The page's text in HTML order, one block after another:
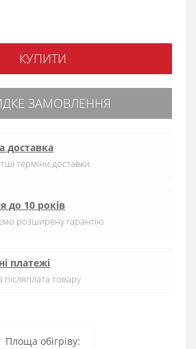
Площа обігріву:
КУПИТИ
ЗАМОВЛЕННЯ
доставка
терміни доставки
до 10 років
розширену гарантію
платежі
товару